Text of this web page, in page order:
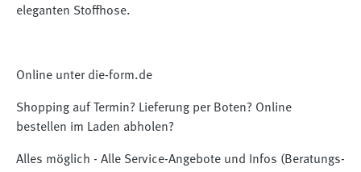
eleganten Stoffhose.
Online unter die-form.de
Shopping auf Termin? Lieferung per Boten? Online
bestellen im Laden abholen?
Alles möglich - Alle Service-Angebote und Infos (Beratungs-